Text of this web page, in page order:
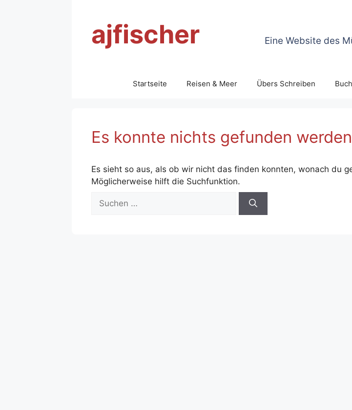
ajfischer
Eine Website des
Startseite Reisen & Meer Übers Schreiben
Es konnte nichts gefunden
Es sieht so aus, als ob wir nicht das finden konnten, wonach du
Möglicherweise hilft die Suchfunktion.
nach: